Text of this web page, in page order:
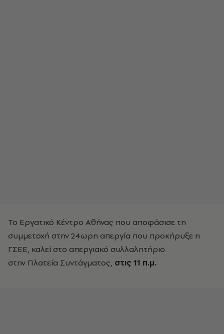
Το Εργατικό Κέντρο Αθήνας που αποφάσισε τη
συμμετοχή στην 24ωρη απεργία που προκήρυξε η
ΓΣΕΕ, καλεί στο απεργιακό συλλαλητήριο
στην Πλατεία Συντάγματος, στις 11 π.μ.